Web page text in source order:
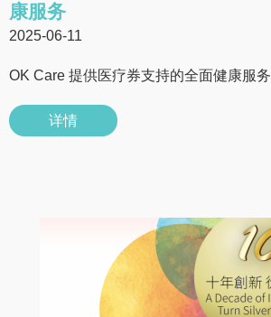
康服务
2025-06-11
OK Care 提供医疗券支持的全面健康服务
详情